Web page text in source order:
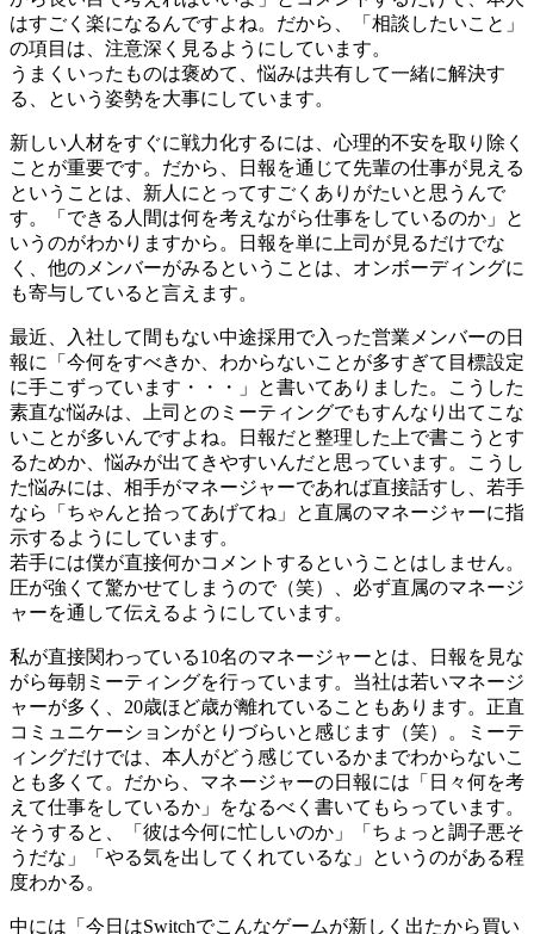
はすごく楽になるんですよね。だから、「相談したいこと」
の項目は、注意深く見るようにしています。
うまくいったものは褒めて、悩みは共有して一緒に解決す
る、という姿勢を大事にしています。
新しい人材をすぐに戦力化するには、心理的不安を取り除く
ことが重要です。だから、日報を通じて先輩の仕事が見える
ということは、新人にとってすごくありがたいと思うんで
す。「できる人間は何を考えながら仕事をしているのか」と
いうのがわかりますから。日報を単に上司が見るだけでな
く、他のメンバーがみるということは、オンボーディングに
も寄与していると言えます。
最近、入社して間もない中途採用で入った営業メンバーの日
報に「今何をすべきか、わからないことが多すぎて目標設定
に手こずっています・・・」と書いてありました。こうした
素直な悩みは、上司とのミーティングでもすんなり出てこな
いことが多いんですよね。日報だと整理した上で書こうとす
るためか、悩みが出てきやすいんだと思っています。こうし
た悩みには、相手がマネージャーであれば直接話すし、若手
なら「ちゃんと拾ってあげてね」と直属のマネージャーに指
示するようにしています。
若手には僕が直接何かコメントするということはしません。
圧が強くて驚かせてしまうので（笑）、必ず直属のマネージ
ャーを通して伝えるようにしています。
私が直接関わっている10名のマネージャーとは、日報を見な
がら毎朝ミーティングを行っています。当社は若いマネージ
ャーが多く、20歳ほど歳が離れていることもあります。正直
コミュニケーションがとりづらいと感じます（笑）。ミーテ
ィングだけでは、本人がどう感じているかまでわからないこ
とも多くて。だから、マネージャーの日報には「日々何を考
えて仕事をしているか」をなるべく書いてもらっています。
そうすると、「彼は今何に忙しいのか」「ちょっと調子悪そ
うだな」「やる気を出してくれているな」というのがある程
度わかる。
中には「今日はSwitchでこんなゲームが新しく出たから買い